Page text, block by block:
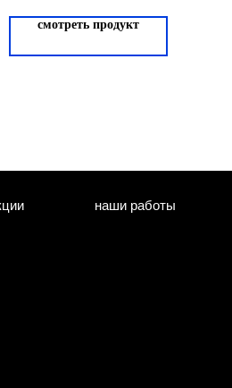
смотреть продукт
наши работы